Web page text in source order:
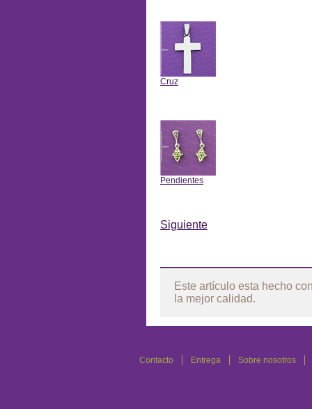
Cruz
Pendientes
Siguiente
Este artículo esta hecho
la mejor calidad.
Contacto Entrega Sobre nosotros